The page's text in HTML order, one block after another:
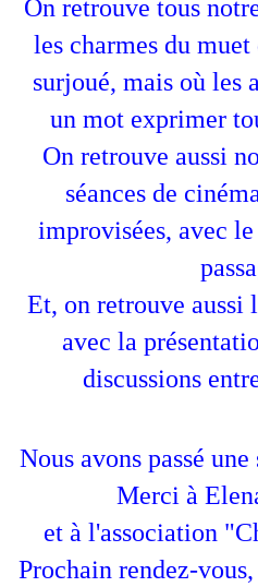
On retrouve tous
les charmes du
surjoué, mais où les
un mot exprimer
On retrouve aussi
séances de
improvisées, avec
Et, on retrouve aussi
avec la
discussions
Nous avons passé
Merci à
et à l'association
Prochain rendez-